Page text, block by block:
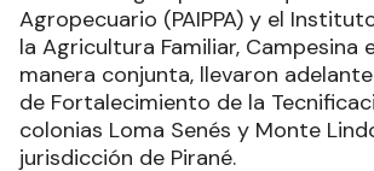
Agropecuario (PAIPPA) y el
la Agricultura Familiar, Campesina
manera conjunta, llevaron
de Fortalecimiento de la
colonias Loma Senés y Monte
jurisdicción de Pirané.